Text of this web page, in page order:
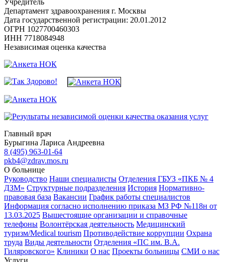
Департамент здравоохранения г. Москвы
Дата государственной регистрации: 20.01.2012
ОГРН 1027700460303
ИНН 7718084948
Независимая оценка качества
Главный врач
Бурыгина Лариса Андреевна
8 (495) 963-01-64
pkb4@zdrav.mos.ru
О больнице
Руководство Наши специалисты Отделения ГБУЗ «ПКБ № 4
ДЗМ» Структурные подразделения История Нормативно-
правовая база Вакансии График работы специалистов
Информация согласно исполнению приказа МЗ РФ №118н от
13.03.2025 Вышестоящие организации и справочные
телефоны Волонтёрская деятельность Медицинский
туризм/Medical tourism Противодействие коррупции Охрана
труда Виды деятельности Отделения «ПС им. В.А.
Гиляровского» Клиники О нас Проекты больницы СМИ о нас
Услуги